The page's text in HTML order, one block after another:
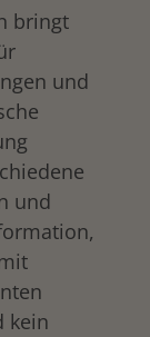
bringt
und
und
kein